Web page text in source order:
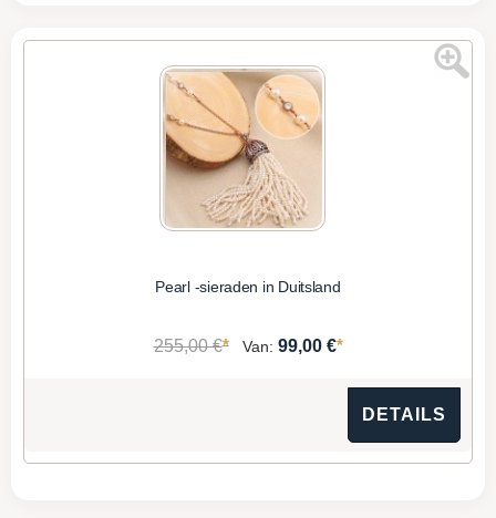
Pearl -sieraden in Duitsland
255,00 €* Van: 99,00 €*
DETAILS